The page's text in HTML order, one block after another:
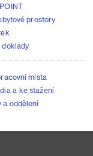
prostory
doklady
místa
a ke stažení
a oddělení